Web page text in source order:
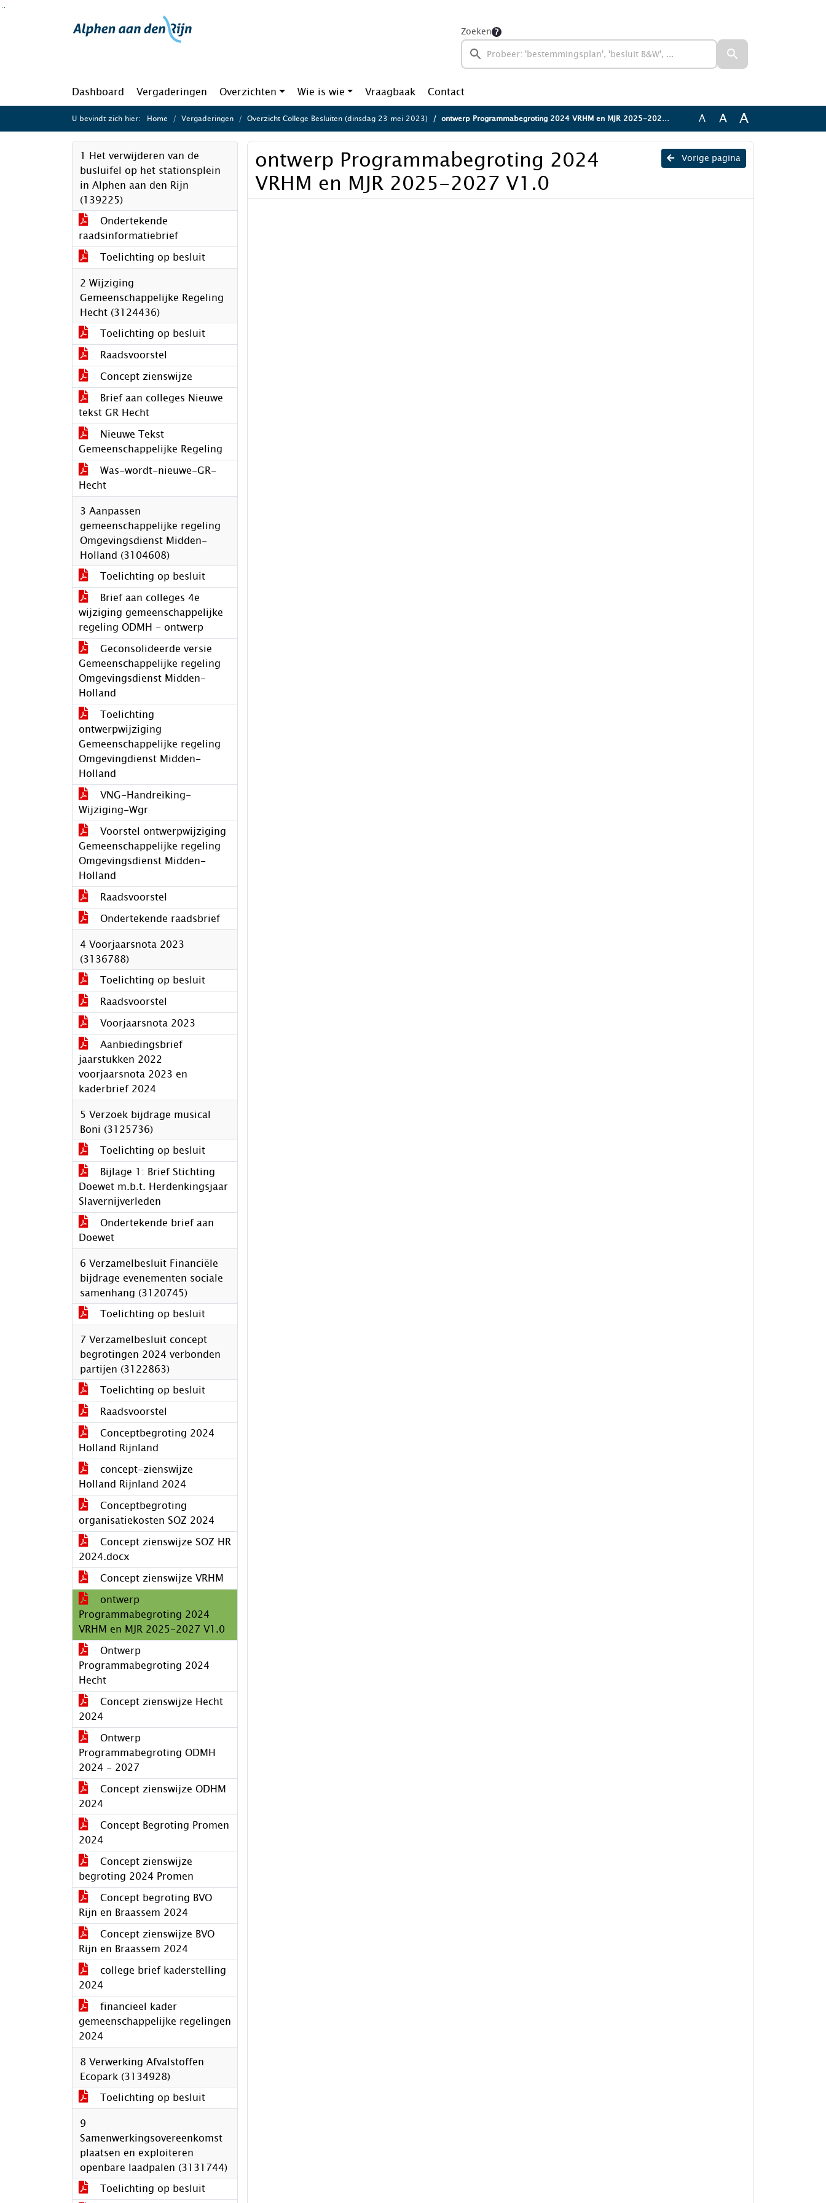
Ga naar de inhoud van deze pagina
Zoeken
Dashboard Vergaderingen Overzichten Wie is wie Vraagbaak Contact
U bevindt zich hier: Home Vergaderingen Overzicht College Besluiten (dinsdag 23 mei 2023) ontwerp Programmabegroting 2024 VRHM en MJR 2025-2027 V1.0 A A A
1 Het verwijderen van de
busluifel op het stationsplein
in Alphen aan den Rijn
(139225)
Ondertekende
raadsinformatiebrief
Toelichting op besluit
2 Wijziging
Gemeenschappelijke Regeling
Hecht (3124436)
Toelichting op besluit
Raadsvoorstel
Concept zienswijze
Brief aan colleges Nieuwe
tekst GR Hecht
Nieuwe Tekst
Gemeenschappelijke Regeling
Was-wordt-nieuwe-GR-
Hecht
3 Aanpassen
gemeenschappelijke regeling
Omgevingsdienst Midden-
Holland (3104608)
Toelichting op besluit
Brief aan colleges 4e
wijziging gemeenschappelijke
regeling ODMH - ontwerp
Geconsolideerde versie
Gemeenschappelijke regeling
Omgevingsdienst Midden-
Holland
Toelichting
ontwerpwijziging
Gemeenschappelijke regeling
Omgevingdienst Midden-
Holland
VNG-Handreiking-
Wijziging-Wgr
Voorstel ontwerpwijziging
Gemeenschappelijke regeling
Omgevingsdienst Midden-
Holland
Raadsvoorstel
Ondertekende raadsbrief
4 Voorjaarsnota 2023
(3136788)
Toelichting op besluit
Raadsvoorstel
Voorjaarsnota 2023
Aanbiedingsbrief
jaarstukken 2022
voorjaarsnota 2023 en
kaderbrief 2024
5 Verzoek bijdrage musical
Boni (3125736)
Toelichting op besluit
Bijlage 1: Brief Stichting
Doewet m.b.t. Herdenkingsjaar
Slavernijverleden
Ondertekende brief aan
Doewet
6 Verzamelbesluit Financiële
bijdrage evenementen sociale
samenhang (3120745)
Toelichting op besluit
7 Verzamelbesluit concept
begrotingen 2024 verbonden
partijen (3122863)
Toelichting op besluit
Raadsvoorstel
Conceptbegroting 2024
Holland Rijnland
concept-zienswijze
Holland Rijnland 2024
Conceptbegroting
organisatiekosten SOZ 2024
Concept zienswijze SOZ HR
2024.docx
Concept zienswijze VRHM
ontwerp
Programmabegroting 2024
VRHM en MJR 2025-2027 V1.0
Ontwerp
Programmabegroting 2024
Hecht
Concept zienswijze Hecht
2024
Ontwerp
Programmabegroting ODMH
2024 - 2027
Concept zienswijze ODHM
2024
Concept Begroting Promen
2024
Concept zienswijze
begroting 2024 Promen
Concept begroting BVO
Rijn en Braassem 2024
Concept zienswijze BVO
Rijn en Braassem 2024
college brief kaderstelling
2024
financieel kader
gemeenschappelijke regelingen
2024
8 Verwerking Afvalstoffen
Ecopark (3134928)
Toelichting op besluit
9
Samenwerkingsovereenkomst
plaatsen en exploiteren
openbare laadpalen (3131744)
Toelichting op besluit
Vorige pagina
ontwerp Programmabegroting 2024
VRHM en MJR 2025-2027 V1.0